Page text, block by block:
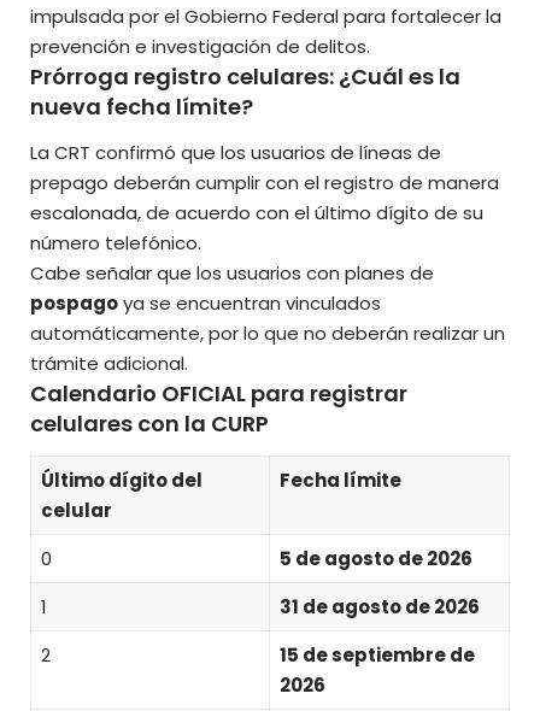
impulsada por el Gobierno Federal para fortalecer la
prevención e investigación de delitos.
Prórroga registro celulares: ¿Cuál es la
nueva fecha límite?
La CRT confirmó que los usuarios de líneas de
prepago deberán cumplir con el registro de manera
escalonada, de acuerdo con el último dígito de su
número telefónico.
Cabe señalar que los usuarios con planes de
pospagoya se encuentran vinculados
automáticamente, por lo que no deberán realizar un
trámite adicional.
Calendario OFICIAL para registrar
celulares con la CURP
Último dígito del
celular
Fecha límite
0
5 de agosto de 2026
1
31 de agosto de 2026
2
15 de septiembre de
2026